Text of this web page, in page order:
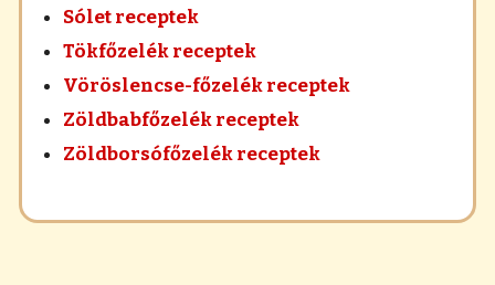
Sólet receptek
Tökfőzelék receptek
Vöröslencse-főzelék receptek
Zöldbabfőzelék receptek
Zöldborsófőzelék receptek